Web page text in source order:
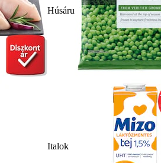
Húsáru
Italok